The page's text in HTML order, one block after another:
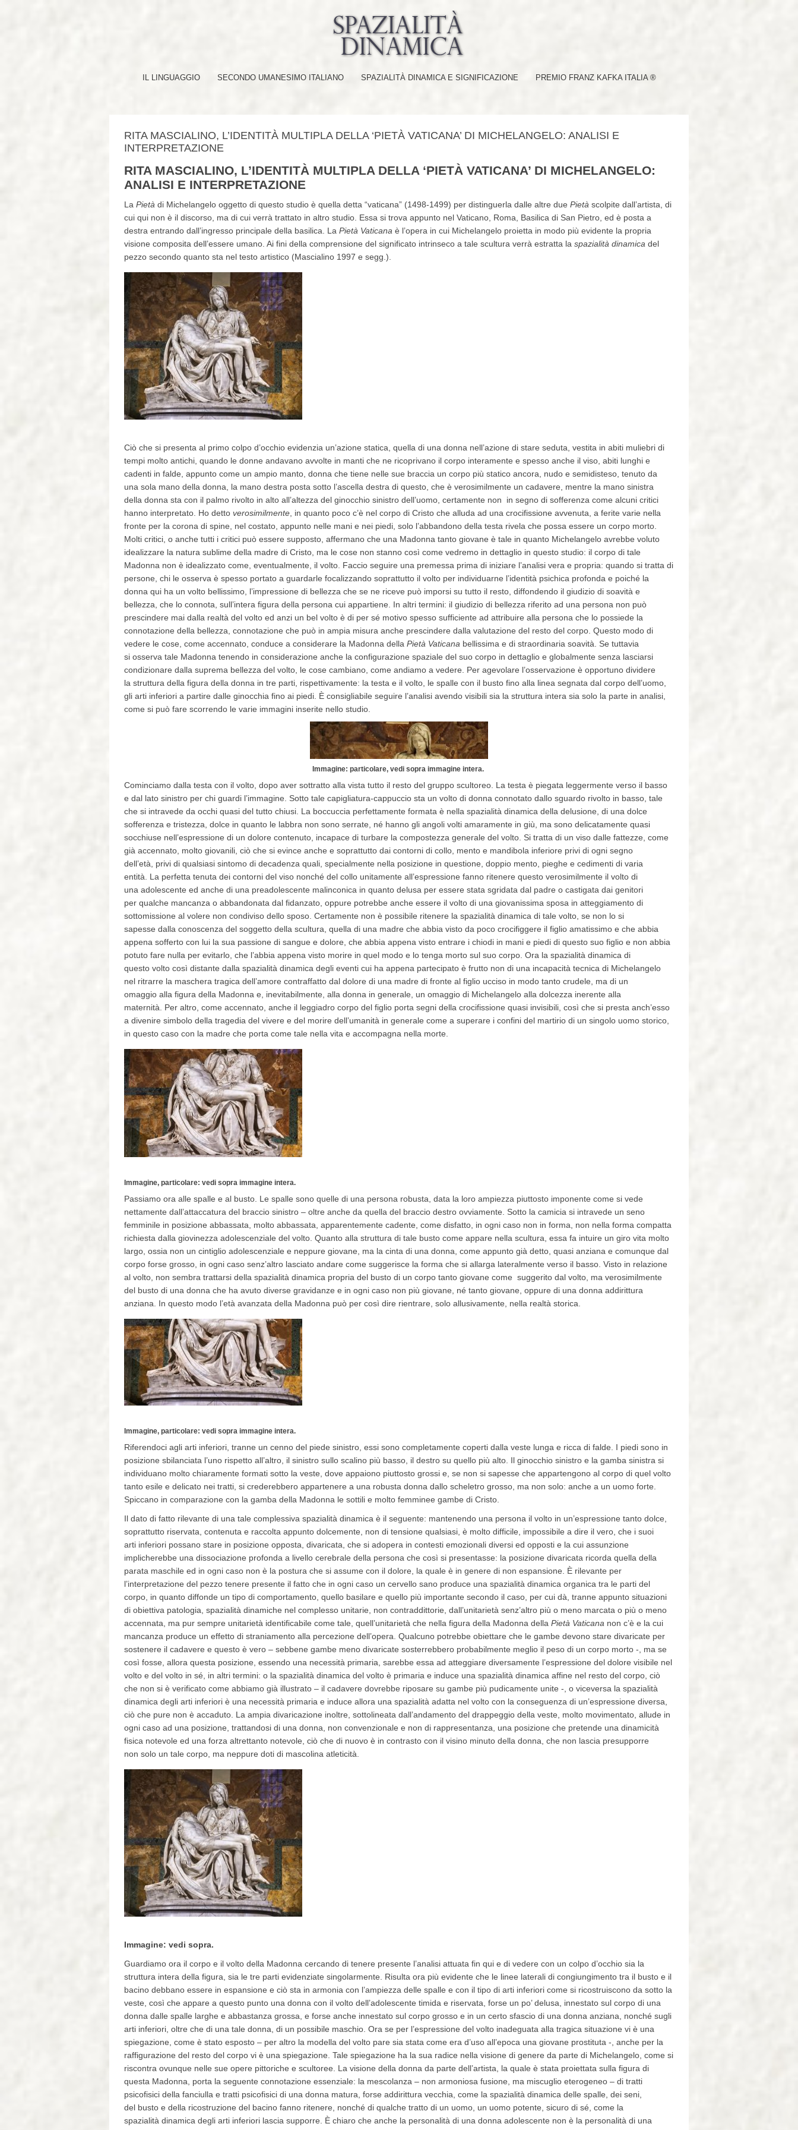
IL LINGUAGGIO SECONDO UMANESIMO ITALIANO SPAZIALITÀ DINAMICA E SIGNIFICAZIONE PREMIO FRANZ KAFKA ITALIA ®
RITA MASCIALINO, L’IDENTITÀ MULTIPLA DELLA ‘PIETÀ VATICANA’ DI MICHELANGELO: ANALISI E
INTERPRETAZIONE
RITA MASCIALINO, L’IDENTITÀ MULTIPLA DELLA ‘PIETÀ VATICANA’ DI MICHELANGELO:
ANALISI E INTERPRETAZIONE
La Pietà di Michelangelo oggetto di questo studio è quella detta “vaticana” (1498-1499) per distinguerla dalle altre due Pietà scolpite dall’artista, di
cui qui non è il discorso, ma di cui verrà trattato in altro studio. Essa si trova appunto nel Vaticano, Roma, Basilica di San Pietro, ed è posta a
destra entrando dall’ingresso principale della basilica. La Pietà Vaticana è l’opera in cui Michelangelo proietta in modo più evidente la propria
visione composita dell’essere umano. Ai fini della comprensione del significato intrinseco a tale scultura verrà estratta la spazialità dinamica del
pezzo secondo quanto sta nel testo artistico (Mascialino 1997 e segg.).
Ciò che si presenta al primo colpo d’occhio evidenzia un’azione statica, quella di una donna nell’azione di stare seduta, vestita in abiti muliebri di
tempi molto antichi, quando le donne andavano avvolte in manti che ne ricoprivano il corpo interamente e spesso anche il viso, abiti lunghi e
cadenti in falde, appunto come un ampio manto, donna che tiene nelle sue braccia un corpo più statico ancora, nudo e semidisteso, tenuto da
una sola mano della donna, la mano destra posta sotto l’ascella destra di questo, che è verosimilmente un cadavere, mentre la mano sinistra
della donna sta con il palmo rivolto in alto all’altezza del ginocchio sinistro dell’uomo, certamente non in segno di sofferenza come alcuni critici
hanno interpretato. Ho detto verosimilmente , in quanto poco c’è nel corpo di Cristo che alluda ad una crocifissione avvenuta, a ferite varie nella
fronte per la corona di spine, nel costato, appunto nelle mani e nei piedi, solo l’abbandono della testa rivela che possa essere un corpo morto.
Molti critici, o anche tutti i critici può essere supposto, affermano che una Madonna tanto giovane è tale in quanto Michelangelo avrebbe voluto
idealizzare la natura sublime della madre di Cristo, ma le cose non stanno così come vedremo in dettaglio in questo studio: il corpo di tale
Madonna non è idealizzato come, eventualmente, il volto. Faccio seguire una premessa prima di iniziare l’analisi vera e propria: quando si tratta di
persone, chi le osserva è spesso portato a guardarle focalizzando soprattutto il volto per individuarne l’identità psichica profonda e poiché la
donna qui ha un volto bellissimo, l’impressione di bellezza che se ne riceve può imporsi su tutto il resto, diffondendo il giudizio di soavità e
bellezza, che lo connota, sull’intera figura della persona cui appartiene. In altri termini: il giudizio di bellezza riferito ad una persona non può
prescindere mai dalla realtà del volto ed anzi un bel volto è di per sé motivo spesso sufficiente ad attribuire alla persona che lo possiede la
connotazione della bellezza, connotazione che può in ampia misura anche prescindere dalla valutazione del resto del corpo. Questo modo di
vedere le cose, come accennato, conduce a considerare la Madonna della Pietà Vaticana bellissima e di straordinaria soavità. Se tuttavia
si osserva tale Madonna tenendo in considerazione anche la configurazione spaziale del suo corpo in dettaglio e globalmente senza lasciarsi
condizionare dalla suprema bellezza del volto, le cose cambiano, come andiamo a vedere. Per agevolare l’osservazione è opportuno dividere
la struttura della figura della donna in tre parti, rispettivamente: la testa e il volto, le spalle con il busto fino alla linea segnata dal corpo dell’uomo,
gli arti inferiori a partire dalle ginocchia fino ai piedi. È consigliabile seguire l’analisi avendo visibili sia la struttura intera sia solo la parte in analisi,
come si può fare scorrendo le varie immagini inserite nello studio.
Immagine: particolare, vedi sopra immagine intera.
Cominciamo dalla testa con il volto, dopo aver sottratto alla vista tutto il resto del gruppo scultoreo. La testa è piegata leggermente verso il basso
e dal lato sinistro per chi guardi l’immagine. Sotto tale capigliatura-cappuccio sta un volto di donna connotato dallo sguardo rivolto in basso, tale
che si intravede da occhi quasi del tutto chiusi. La boccuccia perfettamente formata è nella spazialità dinamica della delusione, di una dolce
sofferenza e tristezza, dolce in quanto le labbra non sono serrate, né hanno gli angoli volti amaramente in giù, ma sono delicatamente quasi
socchiuse nell’espressione di un dolore contenuto, incapace di turbare la compostezza generale del volto. Si tratta di un viso dalle fattezze, come
già accennato, molto giovanili, ciò che si evince anche e soprattutto dai contorni di collo, mento e mandibola inferiore privi di ogni segno
dell’età, privi di qualsiasi sintomo di decadenza quali, specialmente nella posizione in questione, doppio mento, pieghe e cedimenti di varia
entità. La perfetta tenuta dei contorni del viso nonché del collo unitamente all’espressione fanno ritenere questo verosimilmente il volto di
una adolescente ed anche di una preadolescente malinconica in quanto delusa per essere stata sgridata dal padre o castigata dai genitori
per qualche mancanza o abbandonata dal fidanzato, oppure potrebbe anche essere il volto di una giovanissima sposa in atteggiamento di
sottomissione al volere non condiviso dello sposo. Certamente non è possibile ritenere la spazialità dinamica di tale volto, se non lo si
sapesse dalla conoscenza del soggetto della scultura, quella di una madre che abbia visto da poco crocifiggere il figlio amatissimo e che abbia
appena sofferto con lui la sua passione di sangue e dolore, che abbia appena visto entrare i chiodi in mani e piedi di questo suo figlio e non abbia
potuto fare nulla per evitarlo, che l’abbia appena visto morire in quel modo e lo tenga morto sul suo corpo. Ora la spazialità dinamica di
questo volto così distante dalla spazialità dinamica degli eventi cui ha appena partecipato è frutto non di una incapacità tecnica di Michelangelo
nel ritrarre la maschera tragica dell’amore contraffatto dal dolore di una madre di fronte al figlio ucciso in modo tanto crudele, ma di un
omaggio alla figura della Madonna e, inevitabilmente, alla donna in generale, un omaggio di Michelangelo alla dolcezza inerente alla
maternità. Per altro, come accennato, anche il leggiadro corpo del figlio porta segni della crocifissione quasi invisibili, così che si presta anch’esso
a divenire simbolo della tragedia del vivere e del morire dell’umanità in generale come a superare i confini del martirio di un singolo uomo storico,
in questo caso con la madre che porta come tale nella vita e accompagna nella morte.
Immagine, particolare: vedi sopra immagine intera.
Passiamo ora alle spalle e al busto. Le spalle sono quelle di una persona robusta, data la loro ampiezza piuttosto imponente come si vede
nettamente dall’attaccatura del braccio sinistro – oltre anche da quella del braccio destro ovviamente. Sotto la camicia si intravede un seno
femminile in posizione abbassata, molto abbassata, apparentemente cadente, come disfatto, in ogni caso non in forma, non nella forma compatta
richiesta dalla giovinezza adolescenziale del volto. Quanto alla struttura di tale busto come appare nella scultura, essa fa intuire un giro vita molto
largo, ossia non un cintiglio adolescenziale e neppure giovane, ma la cinta di una donna, come appunto già detto, quasi anziana e comunque dal
corpo forse grosso, in ogni caso senz’altro lasciato andare come suggerisce la forma che si allarga lateralmente verso il basso. Visto in relazione
al volto, non sembra trattarsi della spazialità dinamica propria del busto di un corpo tanto giovane come suggerito dal volto, ma verosimilmente
del busto di una donna che ha avuto diverse gravidanze e in ogni caso non più giovane, né tanto giovane, oppure di una donna addirittura
anziana. In questo modo l’età avanzata della Madonna può per così dire rientrare, solo allusivamente, nella realtà storica.
Immagine, particolare: vedi sopra immagine intera.
Riferendoci agli arti inferiori, tranne un cenno del piede sinistro, essi sono completamente coperti dalla veste lunga e ricca di falde. I piedi sono in
posizione sbilanciata l’uno rispetto all’altro, il sinistro sullo scalino più basso, il destro su quello più alto. Il ginocchio sinistro e la gamba sinistra si
individuano molto chiaramente formati sotto la veste, dove appaiono piuttosto grossi e, se non si sapesse che appartengono al corpo di quel volto
tanto esile e delicato nei tratti, si crederebbero appartenere a una robusta donna dallo scheletro grosso, ma non solo: anche a un uomo forte.
Spiccano in comparazione con la gamba della Madonna le sottili e molto femminee gambe di Cristo.
Il dato di fatto rilevante di una tale complessiva spazialità dinamica è il seguente: mantenendo una persona il volto in un’espressione tanto dolce,
soprattutto riservata, contenuta e raccolta appunto dolcemente, non di tensione qualsiasi, è molto difficile, impossibile a dire il vero, che i suoi
arti inferiori possano stare in posizione opposta, divaricata, che si adopera in contesti emozionali diversi ed opposti e la cui assunzione
implicherebbe una dissociazione profonda a livello cerebrale della persona che così si presentasse: la posizione divaricata ricorda quella della
parata maschile ed in ogni caso non è la postura che si assume con il dolore, la quale è in genere di non espansione. È rilevante per
l’interpretazione del pezzo tenere presente il fatto che in ogni caso un cervello sano produce una spazialità dinamica organica tra le parti del
corpo, in quanto diffonde un tipo di comportamento, quello basilare e quello più importante secondo il caso, per cui dà, tranne appunto situazioni
di obiettiva patologia, spazialità dinamiche nel complesso unitarie, non contraddittorie, dall’unitarietà senz’altro più o meno marcata o più o meno
accennata, ma pur sempre unitarietà identificabile come tale, quell’unitarietà che nella figura della Madonna della Pietà Vaticana non c’è e la cui
mancanza produce un effetto di straniamento alla percezione dell’opera. Qualcuno potrebbe obiettare che le gambe devono stare divaricate per
sostenere il cadavere e questo è vero – sebbene gambe meno divaricate sosterrebbero probabilmente meglio il peso di un corpo morto -, ma se
così fosse, allora questa posizione, essendo una necessità primaria, sarebbe essa ad atteggiare diversamente l’espressione del dolore visibile nel
volto e del volto in sé, in altri termini: o la spazialità dinamica del volto è primaria e induce una spazialità dinamica affine nel resto del corpo, ciò
che non si è verificato come abbiamo già illustrato – il cadavere dovrebbe riposare su gambe più pudicamente unite -, o viceversa la spazialità
dinamica degli arti inferiori è una necessità primaria e induce allora una spazialità adatta nel volto con la conseguenza di un’espressione diversa,
ciò che pure non è accaduto. La ampia divaricazione inoltre, sottolineata dall’andamento del drappeggio della veste, molto movimentato, allude in
ogni caso ad una posizione, trattandosi di una donna, non convenzionale e non di rappresentanza, una posizione che pretende una dinamicità
fisica notevole ed una forza altrettanto notevole, ciò che di nuovo è in contrasto con il visino minuto della donna, che non lascia presupporre
non solo un tale corpo, ma neppure doti di mascolina atleticità.
Immagine: vedi sopra.
Guardiamo ora il corpo e il volto della Madonna cercando di tenere presente l’analisi attuata fin qui e di vedere con un colpo d’occhio sia la
struttura intera della figura, sia le tre parti evidenziate singolarmente. Risulta ora più evidente che le linee laterali di congiungimento tra il busto e il
bacino debbano essere in espansione e ciò sta in armonia con l’ampiezza delle spalle e con il tipo di arti inferiori come si ricostruiscono da sotto la
veste, così che appare a questo punto una donna con il volto dell’adolescente timida e riservata, forse un po’ delusa, innestato sul corpo di una
donna dalle spalle larghe e abbastanza grossa, e forse anche innestato sul corpo grosso e in un certo sfascio di una donna anziana, nonché sugli
arti inferiori, oltre che di una tale donna, di un possibile maschio. Ora se per l’espressione del volto inadeguata alla tragica situazione vi è una
spiegazione, come è stato esposto – per altro la modella del volto pare sia stata come era d’uso all’epoca una giovane prostituta -, anche per la
raffigurazione del resto del corpo vi è una spiegazione. Tale spiegazione ha la sua radice nella visione di genere da parte di Michelangelo, come si
riscontra ovunque nelle sue opere pittoriche e scultoree. La visione della donna da parte dell’artista, la quale è stata proiettata sulla figura di
questa Madonna, porta la seguente connotazione essenziale: la mescolanza – non armoniosa fusione, ma miscuglio eterogeneo – di tratti
psicofisici della fanciulla e tratti psicofisici di una donna matura, forse addirittura vecchia, come la spazialità dinamica delle spalle, dei seni,
del busto e della ricostruzione del bacino fanno ritenere, nonché di qualche tratto di un uomo, un uomo potente, sicuro di sé, come la
spazialità dinamica degli arti inferiori lascia supporre. È chiaro che anche la personalità di una donna adolescente non è la personalità di una